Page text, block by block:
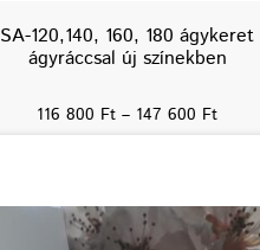
SA-120,140, 160, 180 ágykeret
ágyráccsal új színekben
116 800 Ft – 147 600 Ft